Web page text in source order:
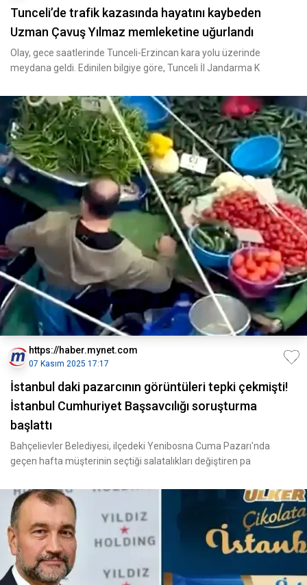
Tunceli’de trafik kazasında hayatını kaybeden
Uzman Çavuş Yılmaz memleketine uğurlandı
Olay, gece saatlerinde Tunceli-Erzincan kara yolu üzerinde
meydana geldi. Edinilen bilgiye göre, Tunceli İl Jandarma K
https://haber.mynet.com
07 Kasım 2025 17:17
İstanbul daki pazarcının görüntüleri tepki çekmişti!
İstanbul Cumhuriyet Başsavcılığı soruşturma
başlattı
Bahçelievler Belediyesi, ilçedeki Yenibosna Cuma Pazarı'nda
geçen hafta müşterinin seçtiği salatalıkları değiştiren pa